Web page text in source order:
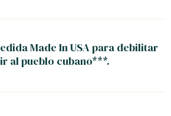
Made In USA para debilitar
al pueblo cubano***.